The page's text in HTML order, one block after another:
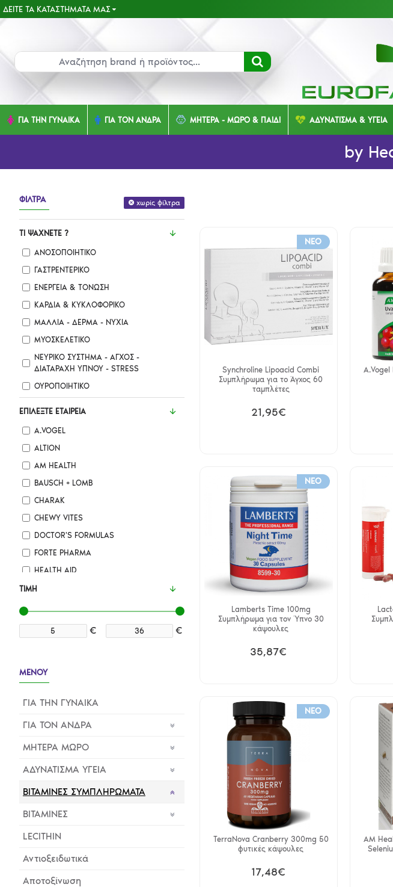
ΔΕΊΤΕ ΤΑ ΚΑΤΑΣΤΉΜΑΤΑ ΜΑΣ
ΓΙΑ ΤΗΝ ΓΥΝΑΙΚΑ ΓΙΑ ΤΟΝ ΑΝΔΡΑ ΜΗΤΕΡΑ - ΜΩΡΟ & ΠΑΙΔΙ ΑΔΥΝΑΤΙΣΜΑ & ΥΓΕΙΑ
by
ΦΊΛΤΡΑ χωρίς φίλτρα
ΤΙΜΉ
€ €
ΤΙ ΨΆΧΝΕΤΕ ?
ΑΝΟΣΟΠΟΙΗΤΙΚΌ
ΓΑΣΤΡΕΝΤΕΡΙΚΌ
ΕΝΈΡΓΕΙΑ & ΤΌΝΩΣΗ
ΚΑΡΔΙΆ & ΚΥΚΛΟΦΟΡΙΚΌ
ΜΑΛΛΙΆ - ΔΈΡΜΑ - ΝΎΧΙΑ
ΜΥΟΣΚΕΛΕΤΙΚΌ
ΝΕΥΡΙΚΌ ΣΎΣΤΗΜΑ - ΆΓΧΟΣ -
ΔΙΑΤΑΡΑΧΉ ΎΠΝΟΥ - STRESS
ΟΥΡΟΠΟΙΗΤΙΚΌ
ΠΑΙΔΙΆ & ΕΦΉΒΟΥΣ
ΕΠΙΛΈΞΤΕ ΕΤΑΙΡΕΊΑ
A.VOGEL
ALTION
AM HEALTH
BAUSCH + LOMB
CHARAK
CHEWY VITES
DOCTOR'S FORMULAS
FORTE PHARMA
HEALTH AID
LACTOTUNE
NOW FOODS
PROTEXIN
SOLGAR
VITABIOTICS
ΜΕΝΟΥ
ΓΙΑ ΤΗΝ ΓΥΝΑΙΚΑ
ΓΙΑ ΤΟΝ ΑΝΔΡΑ
ΜΗΤΕΡΑ ΜΩΡΟ
ΑΔΥΝΑΤΙΣΜΑ ΥΓΕΙΑ
ΒΙΤΑΜΙΝΕΣ ΣΥΜΠΛΗΡΩΜΑΤΑ
BITAMINEΣ
LECITHIN
Αντιοξειδωτικά
Αποτοξίνωση
NEO
Synchroline Lipoacid Combi
Συμπλήρωμα για το Άγχος 60
ταμπλέτες
21,95€
A.Vogel
NEO
Lamberts Time 100mg
Συμπλήρωμα για τον Ύπνο 30
κάψουλες
35,87€
NEO
TerraNova Cranberry 300mg 50
φυτικές κάψουλες
17,48€
AM